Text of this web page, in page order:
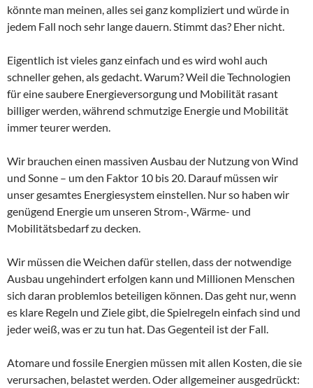
könnte man meinen, alles sei ganz kompliziert und würde in
jedem Fall noch sehr lange dauern. Stimmt das? Eher nicht.
Eigentlich ist vieles ganz einfach und es wird wohl auch
schneller gehen, als gedacht. Warum? Weil die Technologien
für eine saubere Energieversorgung und Mobilität rasant
billiger werden, während schmutzige Energie und Mobilität
immer teurer werden.
Wir brauchen einen massiven Ausbau der Nutzung von Wind
und Sonne – um den Faktor 10 bis 20. Darauf müssen wir
unser gesamtes Energiesystem einstellen. Nur so haben wir
genügend Energie um unseren Strom-, Wärme- und
Mobilitätsbedarf zu decken.
Wir müssen die Weichen dafür stellen, dass der notwendige
Ausbau ungehindert erfolgen kann und Millionen Menschen
sich daran problemlos beteiligen können. Das geht nur, wenn
es klare Regeln und Ziele gibt, die Spielregeln einfach sind und
jeder weiß, was er zu tun hat. Das Gegenteil ist der Fall.
Atomare und fossile Energien müssen mit allen Kosten, die sie
verursachen, belastet werden. Oder allgemeiner ausgedrückt: